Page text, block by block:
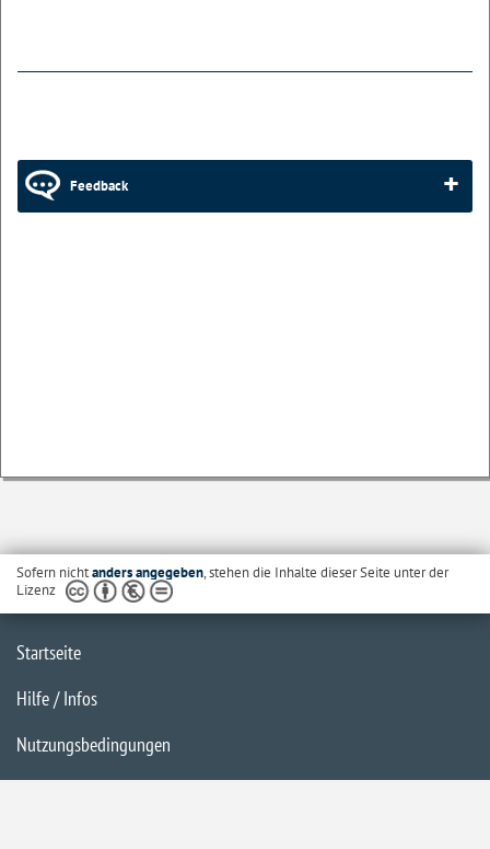
Feedback
Sofern nichtanders angegeben, stehen die Inhalte dieser Seite unter der
Lizenz
Startseite
Hilfe / Infos
Nutzungsbedingungen